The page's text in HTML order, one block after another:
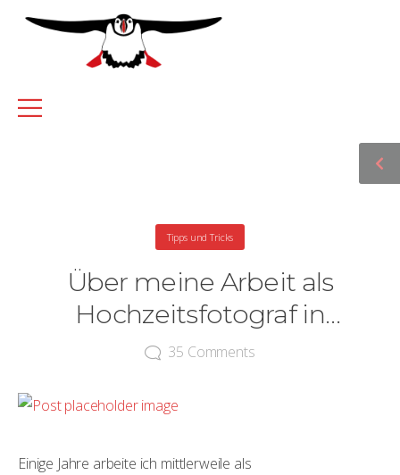
Tipps und Tricks
Über meine Arbeit als
Hochzeitsfotograf in
Hamburg: 121 Tipps und
35 Comments
Einige Jahre arbeite ich mittlerweile als